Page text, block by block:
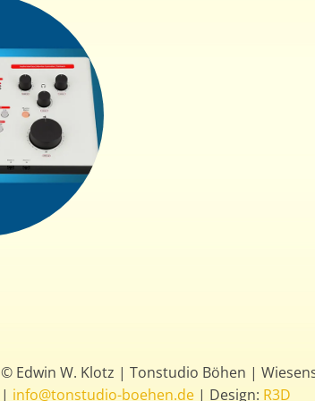
© Edwin W. Klotz | Tonstudio Böhen |
| info@tonstudio-boehen.de | Design: R3D